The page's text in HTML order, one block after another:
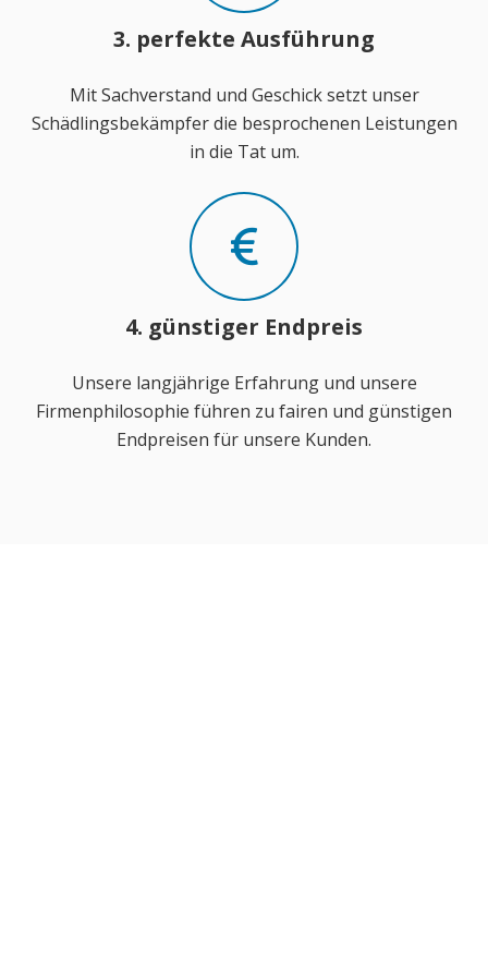
3. perfekte Ausführung
Mit Sachverstand und Geschick setzt unser
Schädlingsbekämpfer die besprochenen Leistungen
in die Tat um.
4. günstiger Endpreis
Unsere langjährige Erfahrung und unsere
Firmenphilosophie führen zu fairen und günstigen
Endpreisen für unsere Kunden.